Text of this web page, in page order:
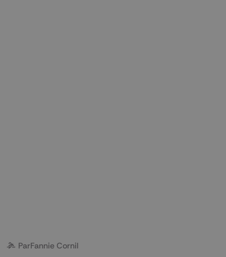
ParFannie Cornil